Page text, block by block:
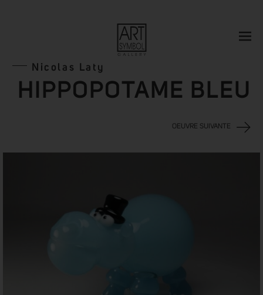
Nicolas Laty
HIPPOPOTAME BLEU
OEUVRE SUIVANTE